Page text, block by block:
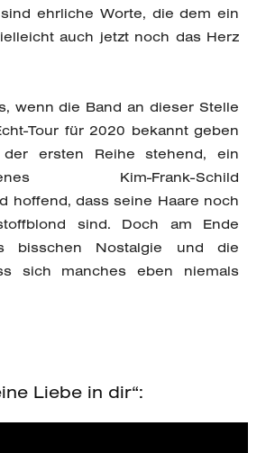
ehrliche Worte, die dem ein
auch jetzt noch das Herz
wenn die Band an dieser Stelle
Tour für 2020 bekannt geben
ersten Reihe stehend, ein
Kim-Frank-Schild
hoffend, dass seine Haare noch
sind. Doch am Ende
bisschen Nostalgie und die
sich manches eben niemals
Liebe in dir“: